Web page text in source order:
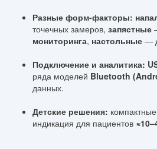
Разные форм-факторы:
точечных замеров, запястные
мониторинга, настольные —
Подключение и аналитика:
ряда моделей Bluetooth
данных.
Детские решения:
индикация для пациентов